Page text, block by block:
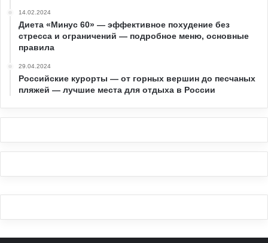
14.02.2024
Диета «Минус 60» — эффективное похудение без
стресса и ограничений — подробное меню, основные
правила
29.04.2024
Российские курорты — от горных вершин до песчаных
пляжей — лучшие места для отдыха в России